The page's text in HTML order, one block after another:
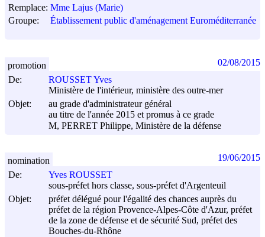
Remplace: Mme Lajus (Marie)
Groupe:
Établissement public d'aménagement Euroméditerranée
De:
ROUSSET Yves
Ministère de l'intérieur, ministère des outre-mer
Objet:
au grade d'administrateur général
au titre de l'année 2015 et promus à ce grade
M, PERRET Philippe, Ministère de la défense
promotion 02/08/2015
De:
Yves ROUSSET
sous-préfet hors classe, sous-préfet d'Argenteuil
Objet:
préfet délégué pour l'égalité des chances auprès du
préfet de la région Provence-Alpes-Côte d'Azur, préfet
de la zone de défense et de sécurité Sud, préfet des
Bouches-du-Rhône
nomination 19/06/2015